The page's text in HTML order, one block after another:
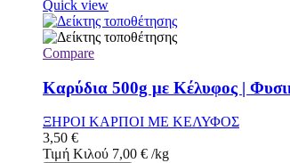
Quick view
Compare
Καρύδια 500g με Κέλυφος |
ΞΗΡΟΙ ΚΑΡΠΟΙ ΜΕ ΚΕΛΥΦΟΣ
3,50 €
Τιμή Κιλού 7,00 € /kg